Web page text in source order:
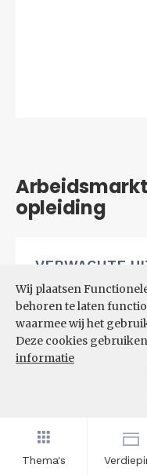
Thema's
Wij plaatsen
behoren te laten
waarmee wij het
Deze cookies
informatie
opleiding
VERWACHTE
EN